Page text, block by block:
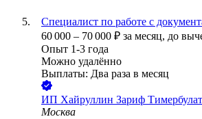
Специалист по работе с
60 000 – 70 000 ₽ за месяц, до
Опыт 1-3 года
Можно удалённо
Выплаты: Два раза в месяц
ИП Хайруллин Зариф
Москва